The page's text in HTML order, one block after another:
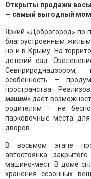
Открыты продажи
— самый выгодный
Яркий «Доброгород» по
благоустроенным
но и в Крыму. На
детский сад.
Севприроднадзором,
особенность —
пространства.
машин» дает
родителям – не
парковочные места
дворов.
В восьмом этапе
автостоянка
машино-мест. В доме
хранения сезонных